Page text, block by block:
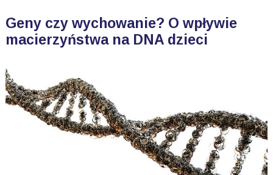
Geny czy wychowanie? O wpływie
macierzyństwa na DNA dzieci